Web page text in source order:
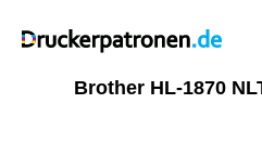
Brother HL-1870